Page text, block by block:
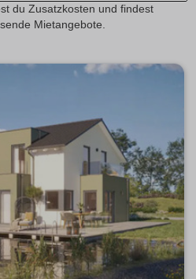
du Zusatzkosten und findest
Mietangebote.